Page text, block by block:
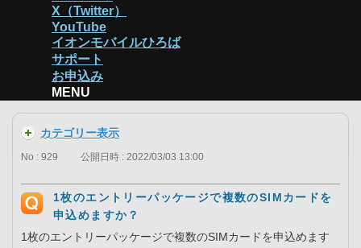
X（Twitter）
YouTube
イオンモバイルひろば
サポート
お申込み
MENU
カテゴリー表示
No : 929 公開日時 : 2022/03/03 13:00
1枚のエントリーパッケージで複数のSIMカードを
申込めますか？
1枚のエントリーパッケージで複数のSIMカードを申込めます